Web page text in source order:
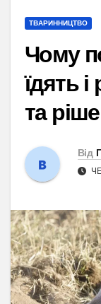
ТВАРИННИЦТВО
Чому
їдять
та
Від